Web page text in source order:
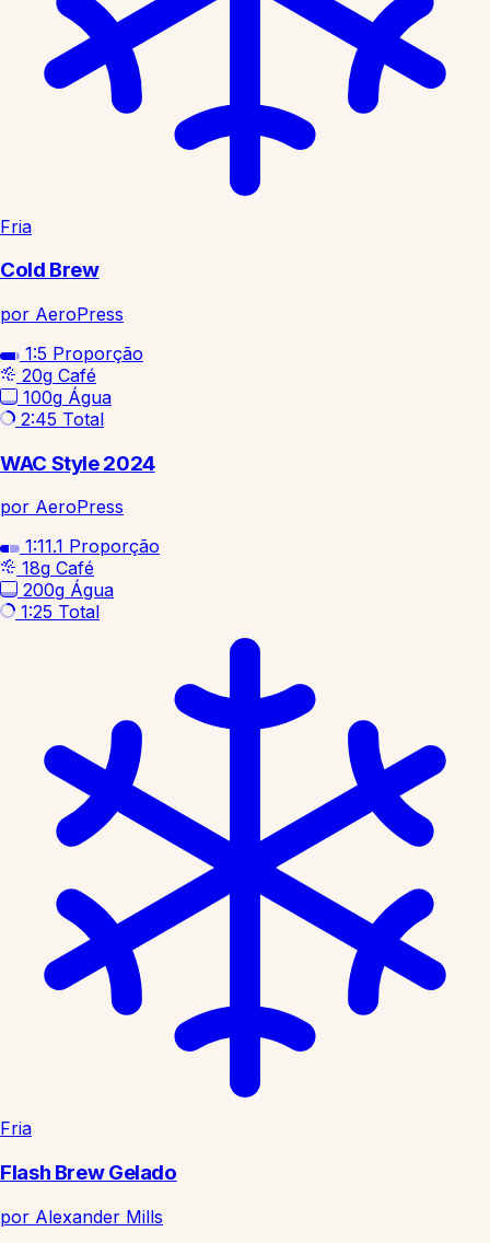
Fria
Cold Brew
por AeroPress
1:5 Proporção
20g Café
100g Água
2:45 Total
WAC Style 2024
por AeroPress
1:11.1 Proporção
18g Café
200g Água
1:25 Total
Fria
Flash Brew Gelado
por Alexander Mills